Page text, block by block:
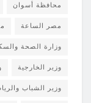
محافظة أسوان
مصر الساعة
وزارة الصحة
وزير الخارجية
وزير الشباب